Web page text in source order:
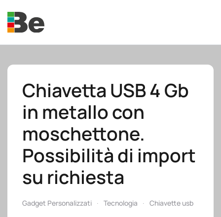
Skip to main content
Chiavetta USB 4 Gb
in metallo con
moschettone.
Possibilità di import
su richiesta
Gadget Personalizzati Tecnologia Chiavette usb